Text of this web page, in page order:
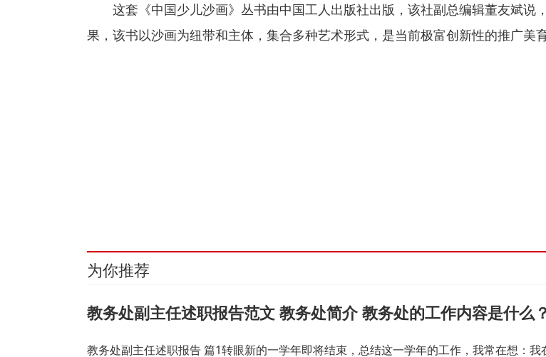
这套《中国少儿沙画》丛书由中国工人出版社出版，该社副总编辑董友斌
果，该书以沙画为纽带和主体，集合多种艺术形式，是当前极富创新性的推广美
为你推荐
教务处副主任述职报告范文 教务处简介 教务处的工作内容是什么？
教务处副主任述职报告 篇1转眼新的一学年即将结束，总结这一学年的工作，我常在想：